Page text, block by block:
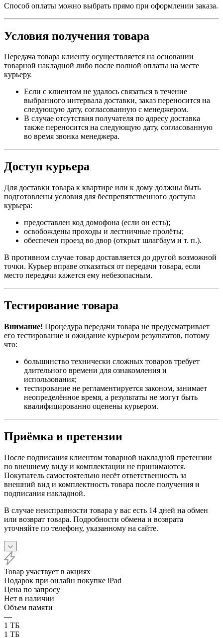
Способ оплаты можно выбрать прямо при оформлении заказа.
Условия получения товара
Передача товара клиенту осуществляется на основании
товарной накладной либо после полной оплаты на месте
курьеру.
Если с клиентом не удалось связаться в течение
выбранного интервала доставки, заказ переносится на
следующую дату, согласованную с менеджером.
В случае отсутствия получателя по адресу доставка
также переносится на следующую дату, согласованную
во время звонка менеджера.
Доступ курьера
Для доставки товара к квартире или к дому должны быть
подготовлены условия для беспрепятственного доступа
курьера:
предоставлен код домофона (если он есть);
освобождены проходы и лестничные пролёты;
обеспечен проезд во двор (открыт шлагбаум и т. п.).
В противном случае товар доставляется до другой возможной
точки. Курьер вправе отказаться от передачи товара, если
место передачи кажется ему небезопасным.
Тестирование товара
Внимание! Процедура передачи товара не предусматривает
его тестирование и ожидание курьером результатов, потому
что:
большинство технически сложных товаров требует
длительного времени для ознакомления и
использования;
тестирование не регламентируется законом, занимает
неопределённое время, а результаты не могут быть
квалифицированно оценены курьером.
Приёмка и претензии
После подписания клиентом товарной накладной претензии
по внешнему виду и комплектации не принимаются.
Покупатель самостоятельно несёт ответственность за
внешний вид и комплектность товара после получения и
подписания накладной.
В случае неисправности товара у вас есть 14 дней на обмен
или возврат товара. Подробности обмена и возврата
уточняйте по телефону, указанному на сайте.
Товар участвует в акциях
Подарок при онлайн покупке iPad
Цена по запросу
Нет в наличии
Объем памяти
—
1 ТБ
1 ТБ